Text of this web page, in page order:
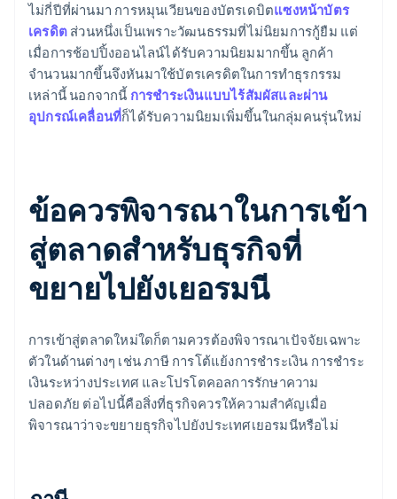
ไม่กี่ปีที่ผ่านมา การหมุนเวียนของบัตรเดบิตแซงหน้าบัตร
เครดิต ส่วนหนึ่งเป็นเพราะวัฒนธรรมที่ไม่นิยมการกู้ยืม แต่
เมื่อการช้อปปิ้งออนไลน์ได้รับความนิยมมากขึ้น ลูกค้า
จำนวนมากขึ้นจึงหันมาใช้บัตรเครดิตในการทำธุรกรรม
เหล่านี้ นอกจากนี้ การชำระเงินแบบไร้สัมผัสและผ่าน
อุปกรณ์เคลื่อนที่ก็ได้รับความนิยมเพิ่มขึ้นในกลุ่มคนรุ่นใหม่
ข้อควรพิจารณาในการเข้า
สู่ตลาดสำหรับธุรกิจที่
ขยายไปยังเยอรมนี
การเข้าสู่ตลาดใหม่ใดก็ตามควรต้องพิจารณาเปัจจัยเฉพาะ
ตัวในด้านต่างๆ เช่น ภาษี การโต้แย้งการชำระเงิน การชำระ
เงินระหว่างประเทศ และโปรโตคอลการรักษาความ
ปลอดภัย ต่อไปนี้คือสิ่งที่ธุรกิจควรให้ความสำคัญเมื่อ
พิจารณาว่าจะขยายธุรกิจไปยังประเทศเยอรมนีหรือไม่